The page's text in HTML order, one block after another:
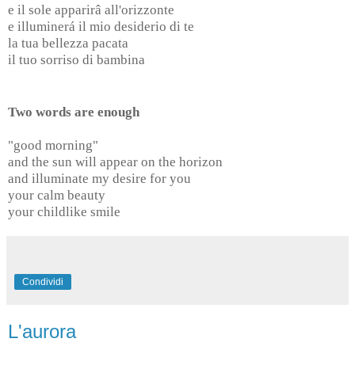
e il sole apparirâ all'orizzonte
e illuminerá il mio desiderio di te
la tua bellezza pacata
il tuo sorriso di bambina
Two words are enough
"good morning"
and the sun will appear on the horizon
and illuminate my desire for you
your calm beauty
your childlike smile
Condividi
L'aurora